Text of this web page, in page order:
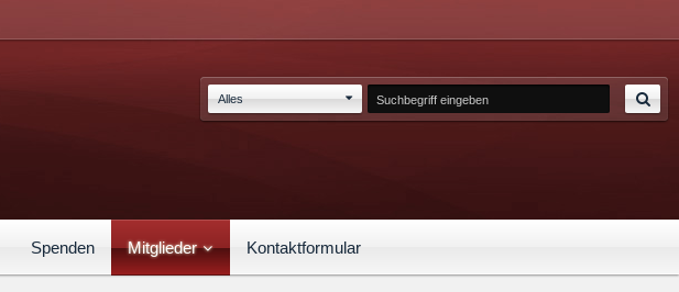
Spenden Mitglieder Kontaktformular
Alles